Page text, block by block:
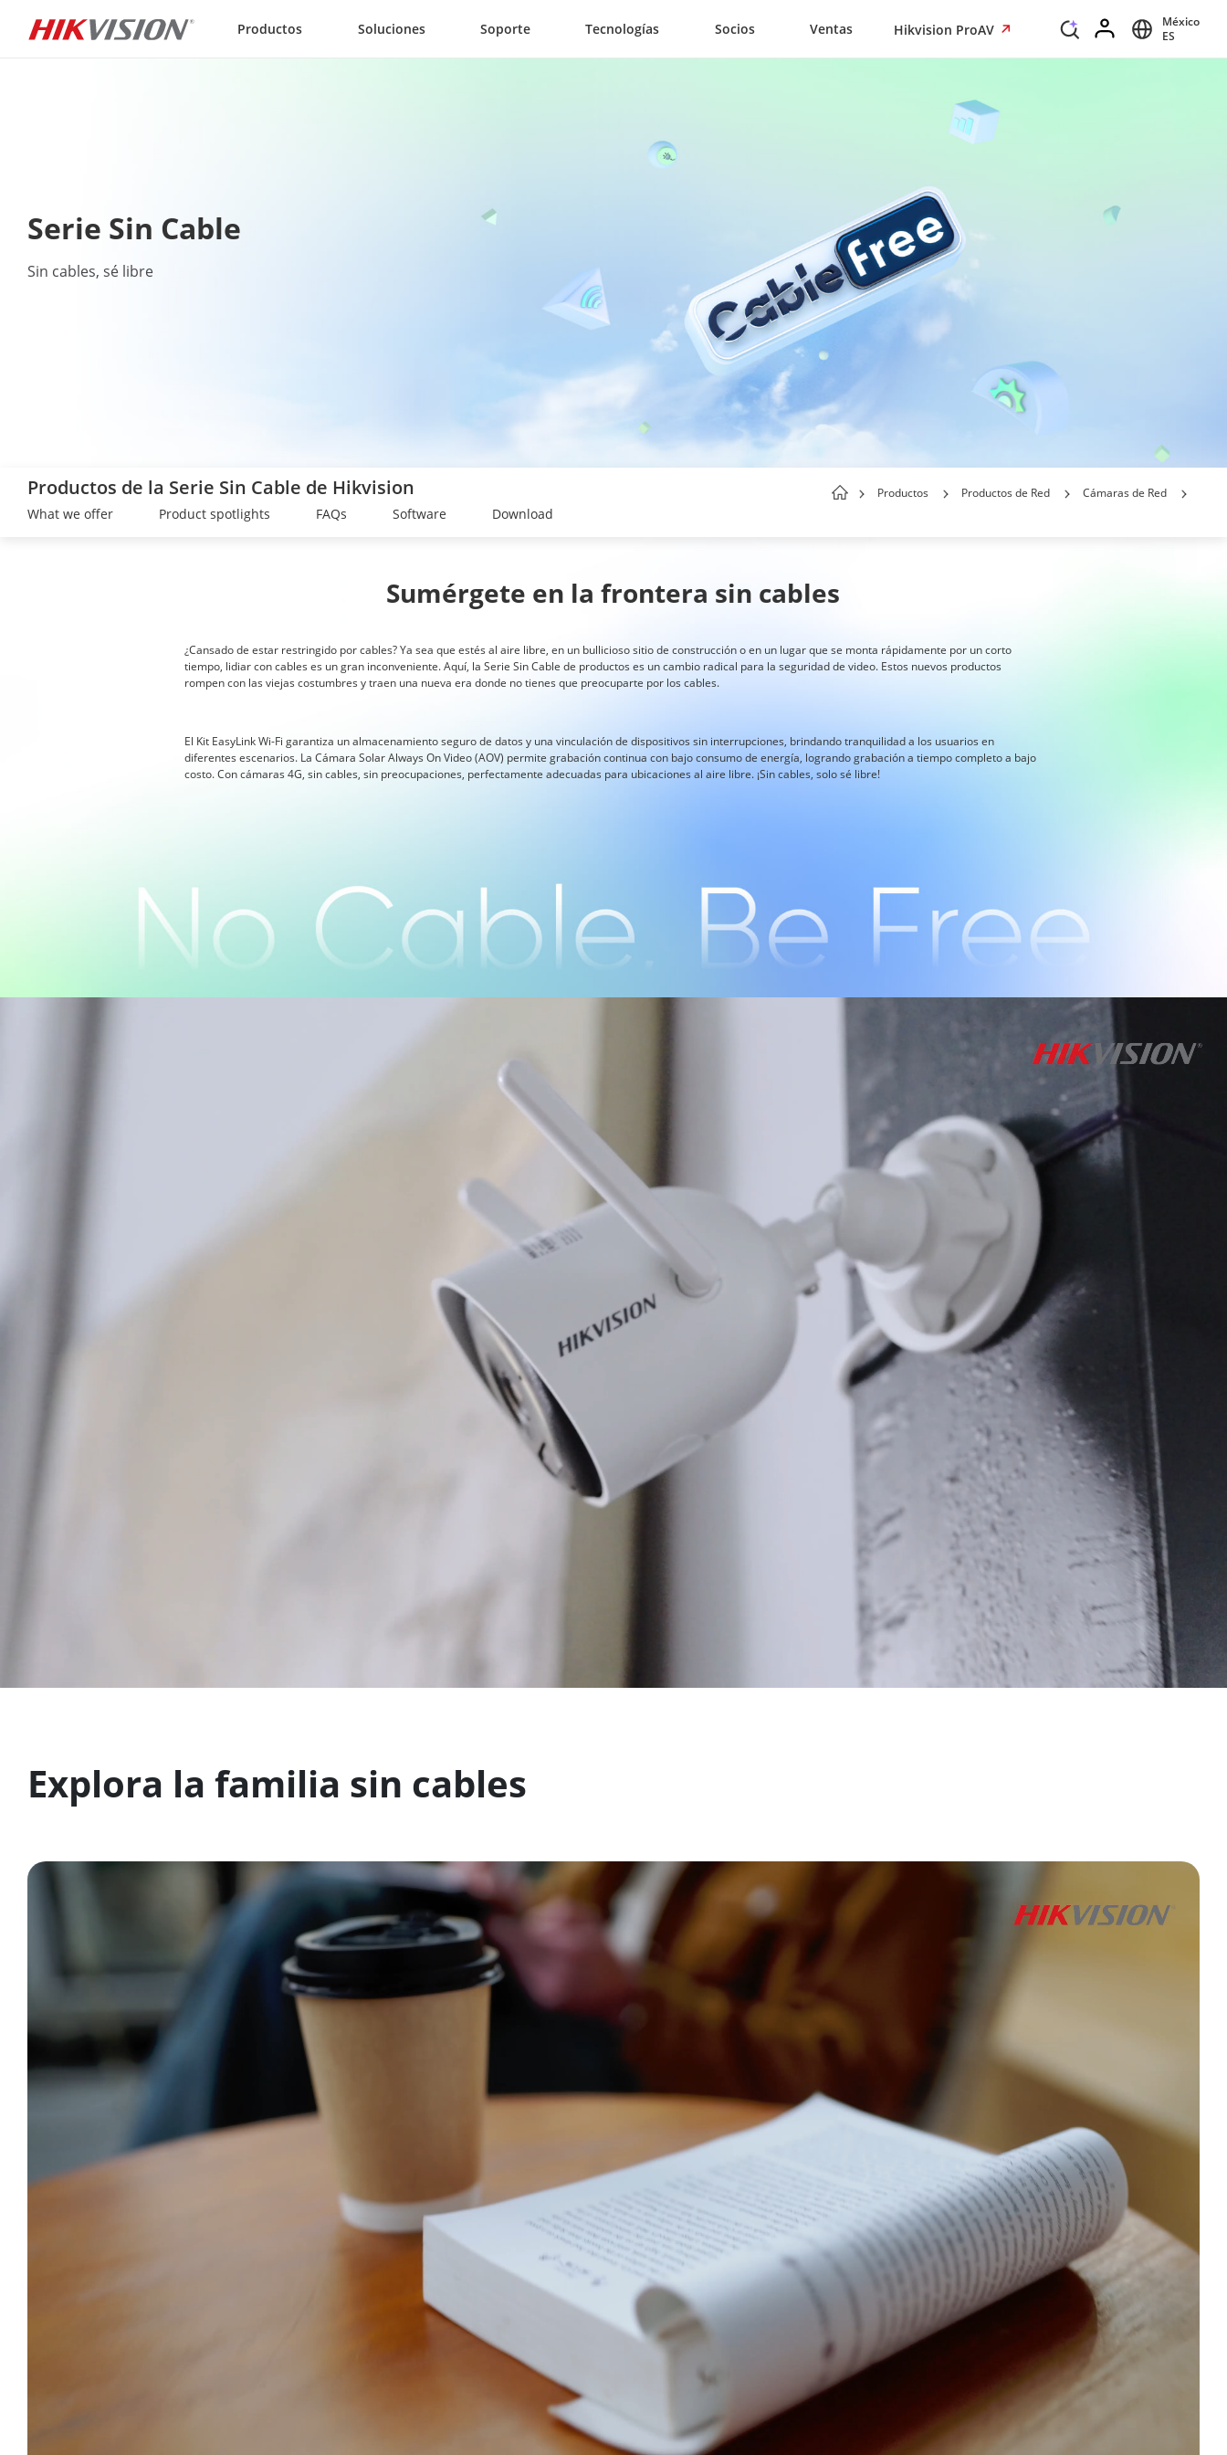
Productos Soluciones Soporte Tecnologías Socios Ventas Hikvision ProAV
México
ES
Serie Sin Cable
Sin cables, sé libre
Productos de la Serie Sin Cable de Hikvision Productos Productos de Red Cámaras de Red
What we offer Product spotlights FAQs Software Download
¿Cansado de estar restringido por cables? Ya sea que estés al aire libre, en un bullicioso sitio de construcción o en un lugar que se monta rápidamente por un corto
tiempo, lidiar con cables es un gran inconveniente. Aquí, la Serie Sin Cable de productos es un cambio radical para la seguridad de video. Estos nuevos productos
rompen con las viejas costumbres y traen una nueva era donde no tienes que preocuparte por los cables.
El Kit EasyLink Wi-Fi garantiza un almacenamiento seguro de datos y una vinculación de dispositivos sin interrupciones, brindando tranquilidad a los usuarios en
diferentes escenarios. La Cámara Solar Always On Video (AOV) permite grabación continua con bajo consumo de energía, logrando grabación a tiempo completo a bajo
costo. Con cámaras 4G, sin cables, sin preocupaciones, perfectamente adecuadas para ubicaciones al aire libre. ¡Sin cables, solo sé libre!
Sumérgete en la frontera sin cables
Explora la familia sin cables